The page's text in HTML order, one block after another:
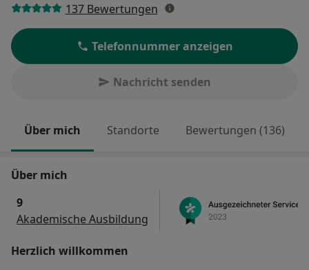
137 Bewertungen
Telefonnummer anzeigen
Nachricht senden
Über mich Standorte Bewertungen (136)
Über mich
9
Akademische Ausbildung
Herzlich willkommen